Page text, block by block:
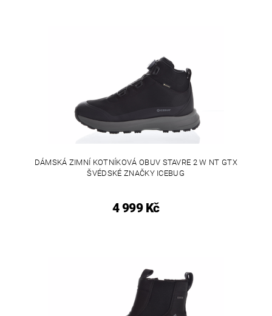
DÁMSKÁ ZIMNÍ KOTNÍKOVÁ OBUV STAVRE 2 W NT GTX
ŠVÉDSKÉ ZNAČKY ICEBUG
4 999 Kč